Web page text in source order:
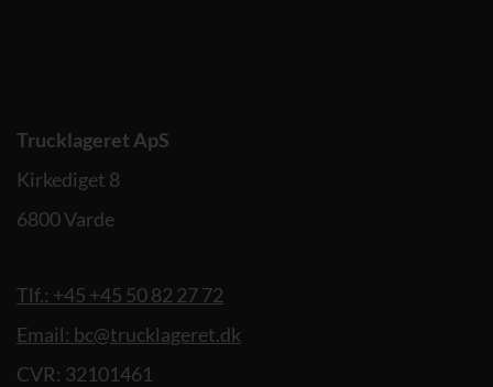
Trucklageret ApS
Kirkediget 8
6800 Varde
Tlf.: +45 +45 50 82 27 72
Email: bc@trucklageret.dk
CVR: 32101461